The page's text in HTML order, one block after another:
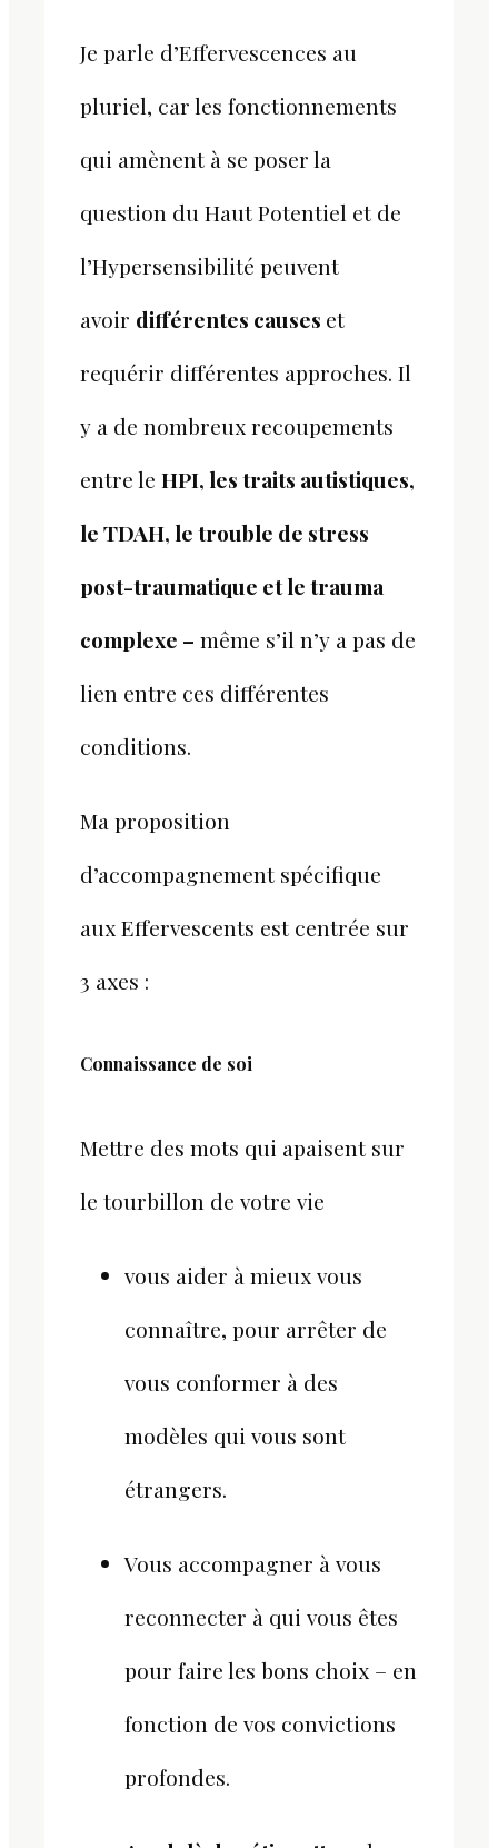
Je parle d’Effervescences au
pluriel, car les fonctionnements
qui amènent à se poser la
question du Haut Potentiel et de
l’Hypersensibilité peuvent
avoir différentes causes et
requérir différentes approches. Il
y a de nombreux recoupements
entre le HPI, les traits autistiques,
le TDAH, le trouble de stress
post-traumatique et le trauma
complexe – même s’il n’y a pas de
lien entre ces différentes
conditions.
Ma proposition
d’accompagnement spécifique
aux Effervescents est centrée sur
3 axes :
Connaissance de soi
Mettre des mots qui apaisent sur
le tourbillon de votre vie
​vous aider à mieux vous
connaître, pour arrêter de
vous conformer à des
modèles qui vous sont
étrangers.
Vous accompagner à vous
reconnecter à qui vous êtes
pour faire les bons choix – en
fonction de vos convictions
profondes.